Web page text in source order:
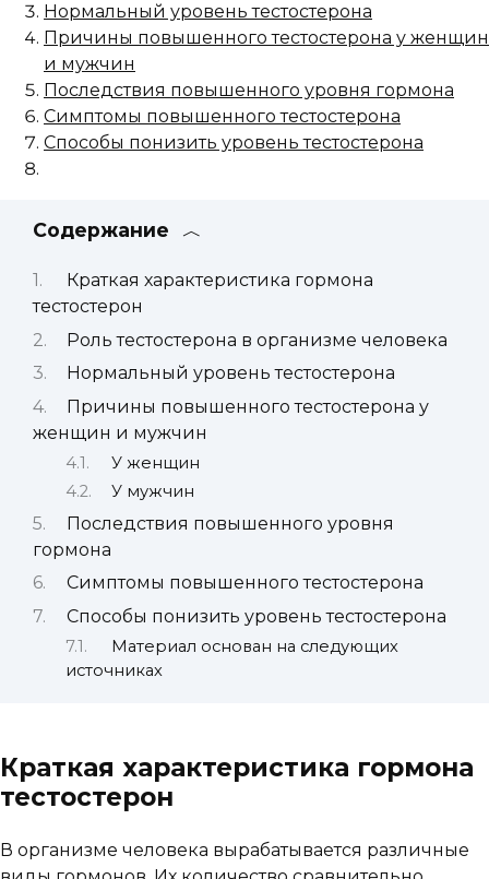
Нормальный уровень тестостерона
Причины повышенного тестостерона у женщин
и мужчин
Последствия повышенного уровня гормона
Симптомы повышенного тестостерона
Способы понизить уровень тестостерона
Содержание
Краткая характеристика гормона
тестостерон
Роль тестостерона в организме человека
Нормальный уровень тестостерона
Причины повышенного тестостерона у
женщин и мужчин
У женщин
У мужчин
Последствия повышенного уровня
гормона
Симптомы повышенного тестостерона
Способы понизить уровень тестостерона
Материал основан на следующих
источниках
Краткая характеристика гормона
тестостерон
В организме человека вырабатывается различные